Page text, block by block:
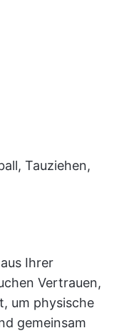
Tauziehen,
Ihrer
Vertrauen,
um physische
gemeinsam